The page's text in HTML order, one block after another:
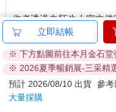
過的很蠢的事情，或是我
的傷痛的人在你旁邊，那
麼近了。直到出殯的時候
舉不起來，阿姨抓著她的
才強烈地感受到，悲傷沒
是……是承受著多大的悲
住哽咽地抽了一張衛生紙
皺著。
作者透過去陌生人家中
真實發生的事，這本書
立即結帳
※ 下方點圖前往本月金石堂
※ 2026夏季暢銷展-三采精
預計 2026/08/10 出貨 參
大量採購